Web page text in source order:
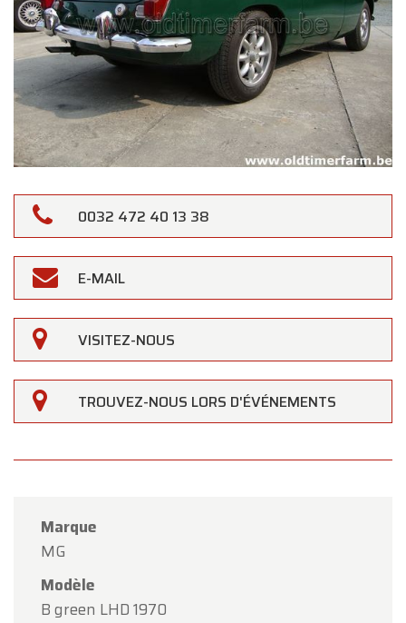
0032 472 40 13 38
E-MAIL
VISITEZ-NOUS
TROUVEZ-NOUS LORS D'ÉVÉNEMENTS
Marque
MG
Modèle
B green LHD 1970